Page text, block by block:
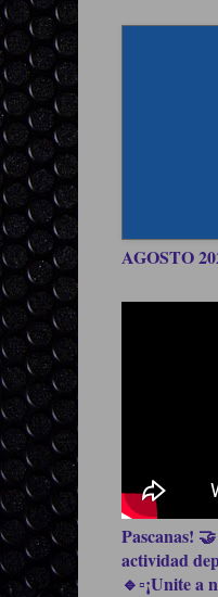
AGOSTO
Pascanas!
actividad
🔹▫️¡Unite a